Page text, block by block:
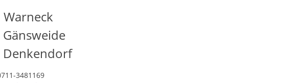
Denkendorf
3481169